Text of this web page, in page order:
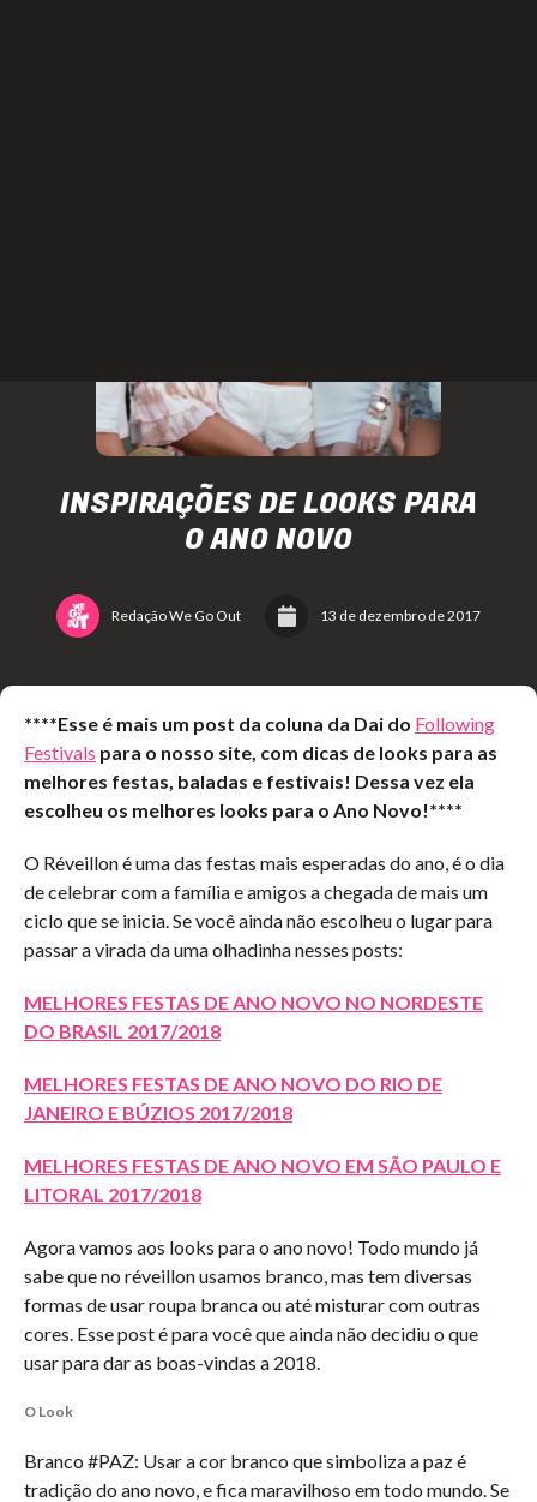
INSPIRAÇÕES DE LOOKS PARA
O ANO NOVO
Redação We Go Out 13 de dezembro de 2017
****Esse é mais um post da coluna da Dai do Following
Festivals para o nosso site, com dicas de looks para as
melhores festas, baladas e festivais! Dessa vez ela
escolheu os melhores looks para o Ano Novo!****
O Réveillon é uma das festas mais esperadas do ano, é o dia
de celebrar com a família e amigos a chegada de mais um
ciclo que se inicia. Se você ainda não escolheu o lugar para
passar a virada da uma olhadinha nesses posts:
MELHORES FESTAS DE ANO NOVO NO NORDESTE
DO BRASIL 2017/2018
MELHORES FESTAS DE ANO NOVO DO RIO DE
JANEIRO E BÚZIOS 2017/2018
MELHORES FESTAS DE ANO NOVO EM SÃO PAULO E
LITORAL 2017/2018
Agora vamos aos looks para o ano novo! Todo mundo já
sabe que no réveillon usamos branco, mas tem diversas
formas de usar roupa branca ou até misturar com outras
cores. Esse post é para você que ainda não decidiu o que
usar para dar as boas-vindas a 2018.
O Look
Branco #PAZ: Usar a cor branco que simboliza a paz é
tradição do ano novo, e fica maravilhoso em todo mundo. Se